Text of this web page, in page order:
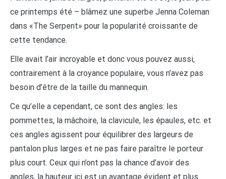
ce printemps été – blâmez une superbe Jenna Coleman
dans «The Serpent» pour la popularité croissante de
cette tendance.
Elle avait l’air incroyable et donc vous pouvez aussi,
contrairement à la croyance populaire, vous n’avez pas
besoin d’être de la taille du mannequin.
Ce qu’elle a cependant, ce sont des angles: les
pommettes, la mâchoire, la clavicule, les épaules, etc. et
ces angles agissent pour équilibrer des largeurs de
pantalon plus larges et ne pas faire paraître le porteur
plus court. Ceux qui n’ont pas la chance d’avoir des
angles, la hauteur ici est un avantage évident et plus